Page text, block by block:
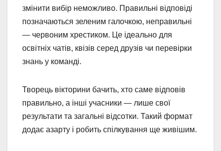
змінити вибір неможливо. Правильні відповіді
позначаються зеленим галочкою, неправильні
— червоним хрестиком. Це ідеально для
освітніх чатів, квізів серед друзів чи перевірки
знань у команді.
Творець вікторини бачить, хто саме відповів
правильно, а інші учасники — лише свої
результати та загальні відсотки. Такий формат
додає азарту і робить спілкування ще живішим.